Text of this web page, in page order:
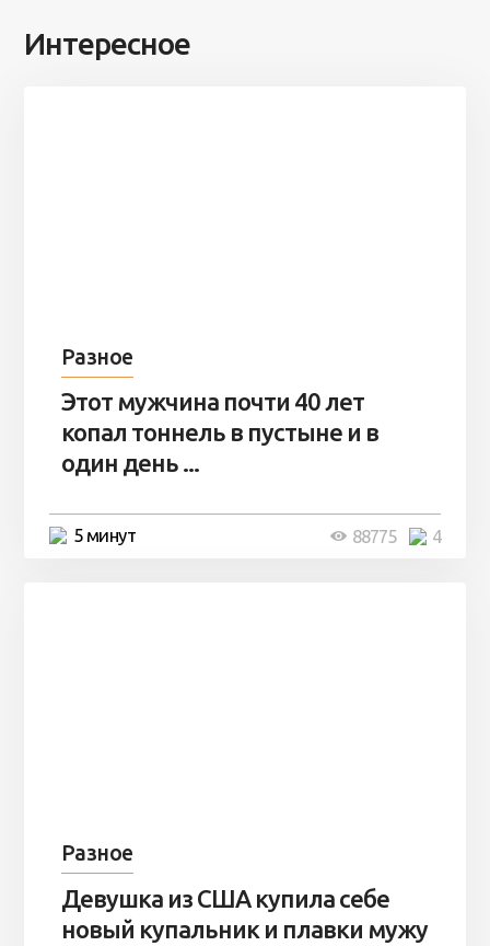
Интересное
Разное
Этот мужчина почти 40 лет
копал тоннель в пустыне и в
один день ...
5 минут 4
88775
Разное
Девушка из США купила себе
новый купальник и плавки мужу